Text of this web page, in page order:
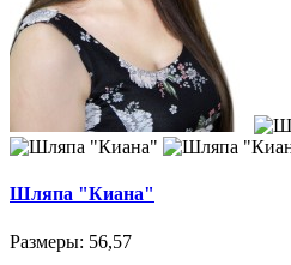
Шляпа "Киана"
Размеры: 56,57